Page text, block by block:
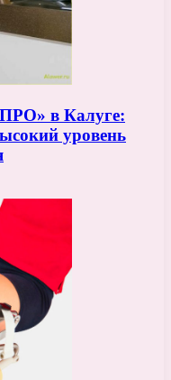
в Калуге:
уровень